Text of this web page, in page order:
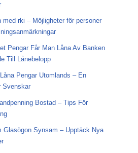
med rki – Möjligheter för personer
Pengar Får Man Låna Av Banken
Till Lånebelopp
Pengar Utomlands – En
Svenskar
Bostad – Tips För
Glasögon Synsam – Upptäck Nya